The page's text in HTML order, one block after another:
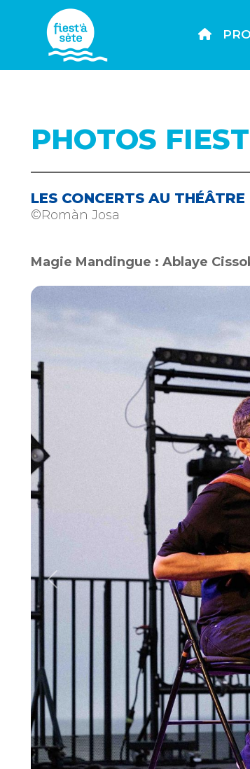
PHOTOS
LES CONCERTS AU THÉÂTRE
©Romàn Josa
Magie Mandingue : Ablaye
Previous